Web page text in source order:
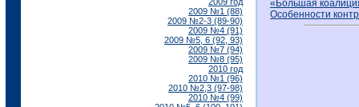
2009 №1 (88)
2009 №2-3 (89-90)
2009 №4 (91)
2009 №5, 6 (92, 93)
2009 №7 (94)
2009 №8 (95)
2010 год
2010 №1 (96)
2010 №2,3 (97-98)
2010 №4 (99)
«Большая
Особенности